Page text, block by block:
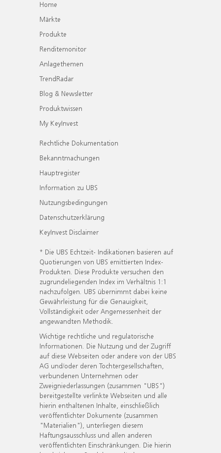
Home
Märkte
Produkte
Renditemonitor
Anlagethemen
TrendRadar
Blog & Newsletter
Produktwissen
My KeyInvest
Rechtliche Dokumentation
Bekanntmachungen
Hauptregister
Information zu UBS
Nutzungsbedingungen
Datenschutzerklärung
KeyInvest Disclaimer
* Die UBS Echtzeit- Indikationen basieren auf
Quotierungen von UBS emittierten Index-
Produkten. Diese Produkte versuchen den
zugrundeliegenden Index im Verhältnis 1:1
nachzufolgen. UBS übernimmt dabei keine
Gewährleistung für die Genauigkeit,
Vollständigkeit oder Angemessenheit der
angewandten Methodik.
Wichtige rechtliche und regulatorische
Informationen. Die Nutzung und der Zugriff
auf diese Webseiten oder andere von der UBS
AG und/oder deren Tochtergesellschaften,
verbundenen Unternehmen oder
Zweigniederlassungen (zusammen "UBS")
bereitgestellte verlinkte Webseiten und alle
hierin enthaltenen Inhalte, einschließlich
veröffentlichter Dokumente (zusammen
"Materialien"), unterliegen diesem
Haftungsausschluss und allen anderen
veröffentlichten Einschränkungen. Die hierin